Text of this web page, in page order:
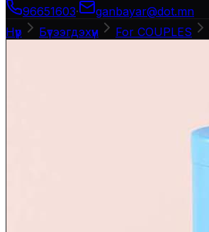
96651603·
ganbayar@dot.mn
Нүүр
Бүтээгдэхүүн For COUPLES